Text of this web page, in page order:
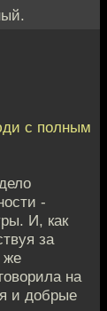
с полным
-
И, как
за
же
на
и добрые